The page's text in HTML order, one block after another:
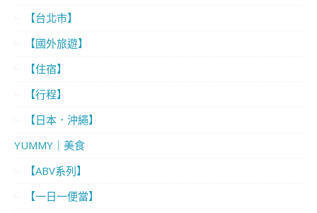
【台北市】
【國外旅遊】
【住宿】
【行程】
【日本．沖繩】
YUMMY｜美食
【ABV系列】
【一日一便當】